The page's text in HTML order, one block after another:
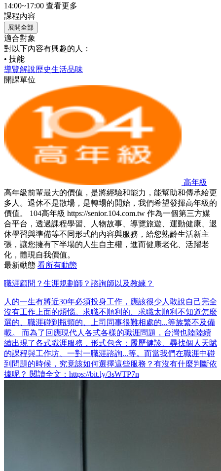
14:00~17:00 查看更多
課程內容
展開全部
適合對象
對以下內容有興趣的人：
• 技能
導覽解說歷史生活品味
開課單位
高年級
高年級前輩最大的價值，是將經驗和能力，能幫助和傳承給更
多人。退休不是散場，是轉場的開始，我們希望發揮高年級的
價值。 104高年級 https://senior.104.com.tw 作為一個第三方媒
合平台，透過課程學習、人物故事、導覽旅遊、運動健康、退
休學習與準備等不同形式的內容與服務，給您熟齡生活新主
張，讓您擁有下半場的人生自主權，進而健康老化、活躍老
化，體現自我價值。
最新動態 看所有動態
職涯顧問？生涯規劃師？諮詢師以及教練？
人的一生有將近30年必須投身工作，應該很少人敢說自己完全
沒有工作上面的煩惱。求職不順利的、求職太順利不知道怎麼
選的、職涯碰到瓶頸的、上司同事很難相處的...等族繁不及備
載。 而為了回應現代人各式各樣的職涯問題，台灣也陸陸續
續出現了各式職涯服務，形式包含：履歷健診、尋找個人天賦
的課程與工作坊、一對一職涯諮詢...等。而當我們在職涯中碰
到問題的時候，究竟該如何選擇這些服務？有沒有什麼判斷依
據呢？ 閱讀全文：https://bit.ly/3sWTP7n